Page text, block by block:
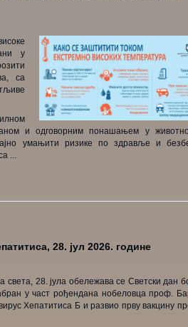
у
са
и одговорним понашањем у
умањити ризике по здравље и
...
28. јул 2026. године
28. јула обележава се Светски дан
у част рођендана нобеловца проф.
Хепатитиса Б и развио прву вакцину